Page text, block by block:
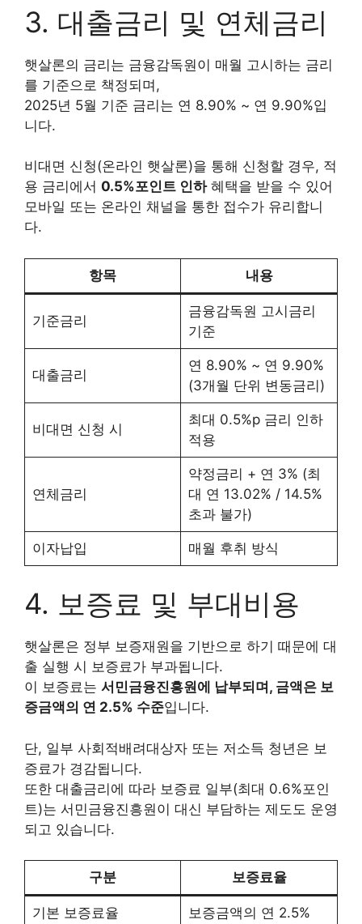
3. 대출금리 및 연체금리
햇살론의 금리는 금융감독원이 매월 고시하는 금리
를 기준으로 책정되며,
2025년 5월 기준 금리는 연 8.90% ~ 연 9.90%입
니다.
비대면 신청(온라인 햇살론)을 통해 신청할 경우, 적
용 금리에서 0.5%포인트 인하혜택을 받을 수 있어
모바일 또는 온라인 채널을 통한 접수가 유리합니
다.
항목 내용
기준금리
금융감독원 고시금리
기준
대출금리
연 8.90% ~ 연 9.90%
(3개월 단위 변동금리)
비대면 신청 시
최대 0.5%p 금리 인하
적용
연체금리
약정금리 + 연 3% (최
대 연 13.02% / 14.5%
초과 불가)
이자납입 매월 후취 방식
4. 보증료 및 부대비용
햇살론은 정부 보증재원을 기반으로 하기 때문에 대
출 실행 시 보증료가 부과됩니다.
이 보증료는 서민금융진흥원에 납부되며, 금액은 보
증금액의 연 2.5% 수준입니다.
단, 일부 사회적배려대상자 또는 저소득 청년은 보
증료가 경감됩니다.
또한 대출금리에 따라 보증료 일부(최대 0.6%포인
트)는 서민금융진흥원이 대신 부담하는 제도도 운영
되고 있습니다.
구분 보증료율
기본 보증료율 보증금액의 연 2.5%